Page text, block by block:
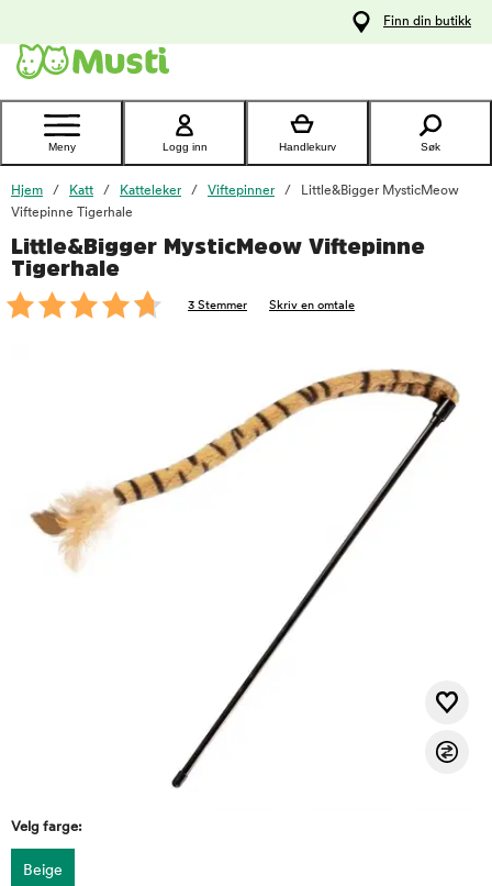
Kontakt
kundeservice
Finn din butikk
Meny Logg inn Handlekurv Søk
Hjem Katt Katteleker Viftepinner
Little&Bigger MysticMeow
Viftepinne Tigerhale
Little&Bigger MysticMeow Viftepinne
Tigerhale
3 Stemmer Skriv en omtale
Velg farge:
Beige
foo